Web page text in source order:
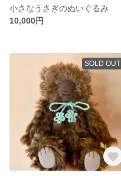
小さなうさぎのぬいぐるみ
10,000円
SOLD OUT